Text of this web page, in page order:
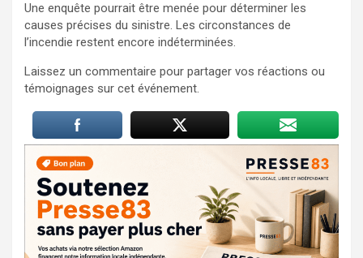
Une enquête pourrait être menée pour déterminer les
causes précises du sinistre. Les circonstances de
l’incendie restent encore indéterminées.
Laissez un commentaire pour partager vos réactions ou
témoignages sur cet événement.